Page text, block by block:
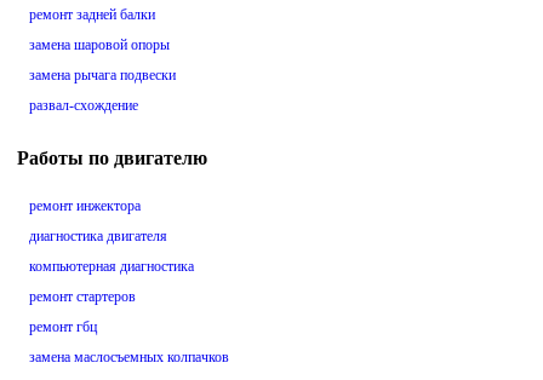
ремонт задней балки
замена шаровой опоры
замена рычага подвески
развал-схождение
Работы по двигателю
ремонт инжектора
диагностика двигателя
компьютерная диагностика
ремонт стартеров
ремонт гбц
замена маслосъемных колпачков